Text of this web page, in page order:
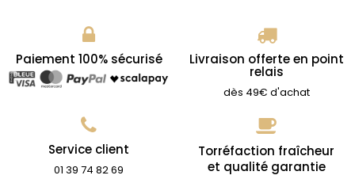
Paiement 100% sécurisé Livraison offerte en point
relais
dès 49€ d'achat
Service client
01 39 74 82 69
Torréfaction fraîcheur
et qualité garantie